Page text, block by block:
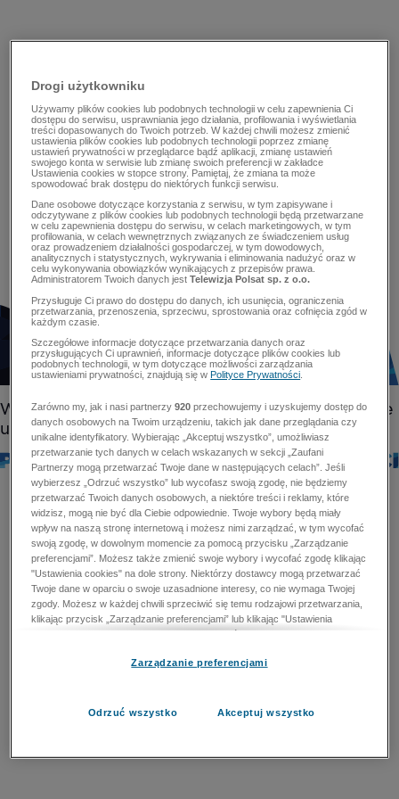
Drogi użytkowniku
Używamy plików cookies lub podobnych technologii w celu zapewnienia Ci
dostępu do serwisu, usprawniania jego działania, profilowania i wyświetlania
treści dopasowanych do Twoich potrzeb. W każdej chwili możesz zmienić
ustawienia plików cookies lub podobnych technologii poprzez zmianę
ustawień prywatności w przeglądarce bądź aplikacji, zmianę ustawień
swojego konta w serwisie lub zmianę swoich preferencji w zakładce
Ustawienia cookies w stopce strony. Pamiętaj, że zmiana ta może
spowodować brak dostępu do niektórych funkcji serwisu.
Dane osobowe dotyczące korzystania z serwisu, w tym zapisywane i
odczytywane z plików cookies lub podobnych technologii będą przetwarzane
w celu zapewnienia dostępu do serwisu, w celach marketingowych, w tym
profilowania, w celach wewnętrznych związanych ze świadczeniem usług
oraz prowadzeniem działalności gospodarczej, w tym dowodowych,
analitycznych i statystycznych, wykrywania i eliminowania nadużyć oraz w
celu wykonywania obowiązków wynikających z przepisów prawa.
Administratorem Twoich danych jestTelewizja Polsat sp. z o.o.
Przysługuje Ci prawo do dostępu do danych, ich usunięcia, ograniczenia
przetwarzania, przenoszenia, sprzeciwu, sprostowania oraz cofnięcia zgód w
każdym czasie.
Szczegółowe informacje dotyczące przetwarzania danych oraz
przysługujących Ci uprawnień, informacje dotyczące plików cookies lub
podobnych technologii, w tym dotyczące możliwości zarządzania
ustawieniami prywatności, znajdują się wPolityce Prywatności
Zarówno my, jak i nasi partnerzy920 przechowujemy i uzyskujemy dostęp do
danych osobowych na Twoim urządzeniu, takich jak dane przeglądania czy
unikalne identyfikatory. Wybierając „Akceptuj wszystko”, umożliwiasz
przetwarzanie tych danych w celach wskazanych w sekcji „Zaufani
Partnerzy mogą przetwarzać Twoje dane w następujących celach”. Jeśli
wybierzesz „Odrzuć wszystko” lub wycofasz swoją zgodę, nie będziemy
przetwarzać Twoich danych osobowych, a niektóre treści i reklamy, które
widzisz, mogą nie być dla Ciebie odpowiednie. Twoje wybory będą miały
wpływ na naszą stronę internetową i możesz nimi zarządzać, w tym wycofać
swoją zgodę, w dowolnym momencie za pomocą przycisku „Zarządzanie
preferencjami”. Możesz także zmienić swoje wybory i wycofać zgodę klikając
"Ustawienia cookies" na dole strony. Niektórzy dostawcy mogą przetwarzać
Twoje dane w oparciu o swoje uzasadnione interesy, co nie wymaga Twojej
zgody. Możesz w każdej chwili sprzeciwić się temu rodzajowi przetwarzania,
klikając przycisk „Zarządzanie preferencjami” lub klikając "Ustawienia
cookies" na dole strony. Nie możesz sprzeciwić się przetwarzaniu przez
zapobiegania oszustwom i naprawiania błędów, a w tym celu mogą zostać
przetwarzaniu danych osobowych w celu dostarczania i prezentacji reklam i
Zarządzanie preferencjami
Odrzuć wszystko Akceptuj wszystko